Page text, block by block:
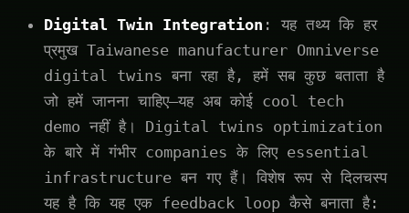
Digital Twin Integration : यह तथ्य कि हर
प्रमुख Taiwanese manufacturer Omniverse
digital twins बना रहा है, हमें सब कुछ बताता है
जो हमें जानना चाहिए—यह अब कोई cool tech
demo नहीं है। Digital twins optimization
के बारे में गंभीर companies के लिए essential
infrastructure बन गए हैं। विशेष रूप से दिलचस्प
यह है कि यह एक feedback loop कैसे बनाता है: